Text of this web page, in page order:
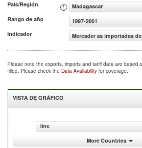
País/Región
Madagascar
Rango de año
1997-2001
Indicador
Mercader as importadas
Please note the exports, imports and tariff data are based
filled. Please check the Data Availability for coverage.
VISTA DE GRÁFICO
line
More Countries